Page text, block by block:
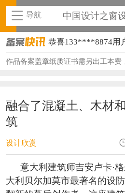
导航 中国设计之窗
恭喜133****8874用
恭喜138****8638用
恭喜136****9807用
恭喜150****6483用
恭喜131****2473用
恭喜159****4201用
作品备案盖章纸质证书需另出工本费
融合了混凝土、木材
筑
设计欣赏
意大利建筑师吉安卢卡·格
大利贝尔加莫市最著名的设